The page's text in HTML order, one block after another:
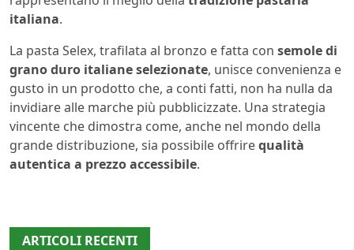
italiana.
La pasta Selex, trafilata al bronzo e fatta con semole di
grano duro italiane selezionate, unisce convenienza e
gusto in un prodotto che, a conti fatti, non ha nulla da
invidiare alle marche più pubblicizzate. Una strategia
vincente che dimostra come, anche nel mondo della
grande distribuzione, sia possibile offrirequalità
autentica a prezzo accessibile.
ARTICOLI RECENTI